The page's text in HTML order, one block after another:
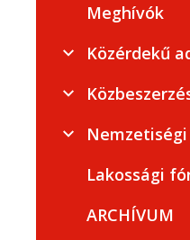
Meghívók
Közérdekű
Lakossági
ARCHÍVUM